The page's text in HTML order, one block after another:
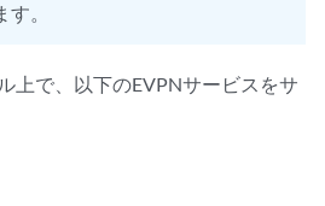
。
上で、以下のEVPNサービスをサ